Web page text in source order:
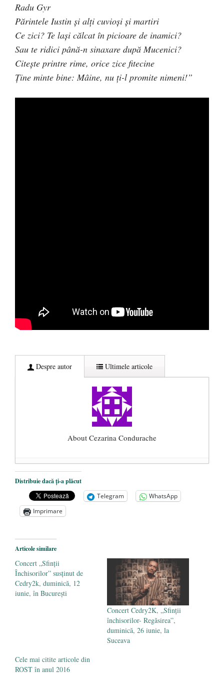
Radu Gyr
Părintele Iustin şi alţi cuvioşi şi martiri
Ce zici? Te laşi călcat în picioare de inamici?
Sau te ridici până-n sinaxare după Mucenici?
Citeşte printre rime, orice zice fitecine
Ţine minte bine: Mâine, nu ţi-l promite nimeni!”
Despre autor Ultimele articole
About Cezarina Condurache
Țara arde și Parlamentul vînează
antisemiți verzi pe pereți
- 20 iunie 2018
Ne-a părăsit și Erast Călinescu - 25 aprilie
2018
Domnul monahul Ipatie – Bădica Corneliu
Marcu de la Focşani - 29 mai 2017
Distribuie dacă ți-a plăcut
Telegram
WhatsApp
Imprimare
Articole similare
Concert „Sfinții
Închisorilor” susținut de
Cedry2k, duminică, 12
iunie, în București
Concert Cedry2K, „Sfinții
închisorilor- Regăsirea”,
duminică, 26 iunie, la
Suceava
Cele mai citite articole din
ROST în anul 2016